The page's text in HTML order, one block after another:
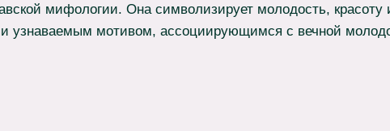
мифологии. Она символизирует молодость, красоту
узнаваемым мотивом, ассоциирующимся с вечной